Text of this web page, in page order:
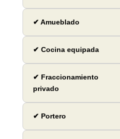
✔ Amueblado
✔ Cocina equipada
✔ Fraccionamiento
privado
✔ Portero